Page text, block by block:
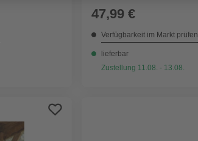
47,99 €
Verfügbarkeit im Markt prüfen
lieferbar
Zustellung 11.08. - 13.08.